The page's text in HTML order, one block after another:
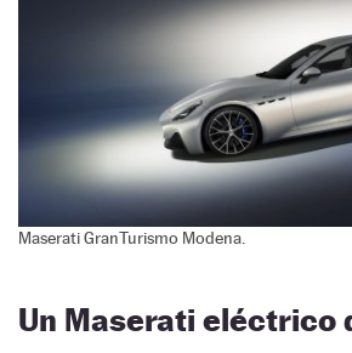
Maserati GranTurismo Modena.
Un Maserati eléctrico